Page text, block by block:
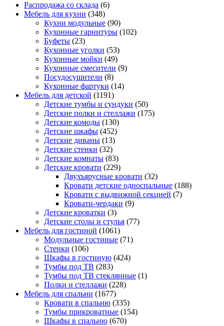
Распродажа со склада (6)
Мебель для кухни (348)
Кухни модульные (90)
Кухонные гарнитуры (102)
Буфеты (23)
Кухонные уголки (53)
Кухонные мойки (49)
Кухонные смесители (9)
Посудосушители (8)
Кухонные фартуки (14)
Мебель для детской (1191)
Детские тумбы и сундуки (50)
Детские полки и стеллажи (175)
Детские комоды (130)
Детские шкафы (452)
Детские диваны (13)
Детские стенки (32)
Детские комнаты (83)
Детские кровати (229)
Двухъярусные кровати (32)
Кровати детские односпальные (188)
Кровати с выдвижной секцией (7)
Кровати-чердаки (9)
Детские кроватки (3)
Детские столы и стулья (77)
Мебель для гостиной (1061)
Модульные гостиные (71)
Стенки (106)
Шкафы в гостиную (424)
Тумбы под ТВ (283)
Тумбы под ТВ стеклянные (1)
Полки и стеллажи (228)
Мебель для спальни (1677)
Кровати в спальню (335)
Тумбы прикроватные (154)
Шкафы в спальню (670)